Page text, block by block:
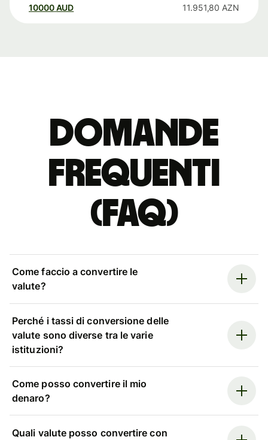
10000 AUD 11.951,80 AZN
Domande
Frequenti
(FAQ)
Come faccio a convertire le
valute?
Perché i tassi di conversione delle
valute sono diverse tra le varie
istituzioni?
Come posso convertire il mio
denaro?
Quali valute posso convertire con